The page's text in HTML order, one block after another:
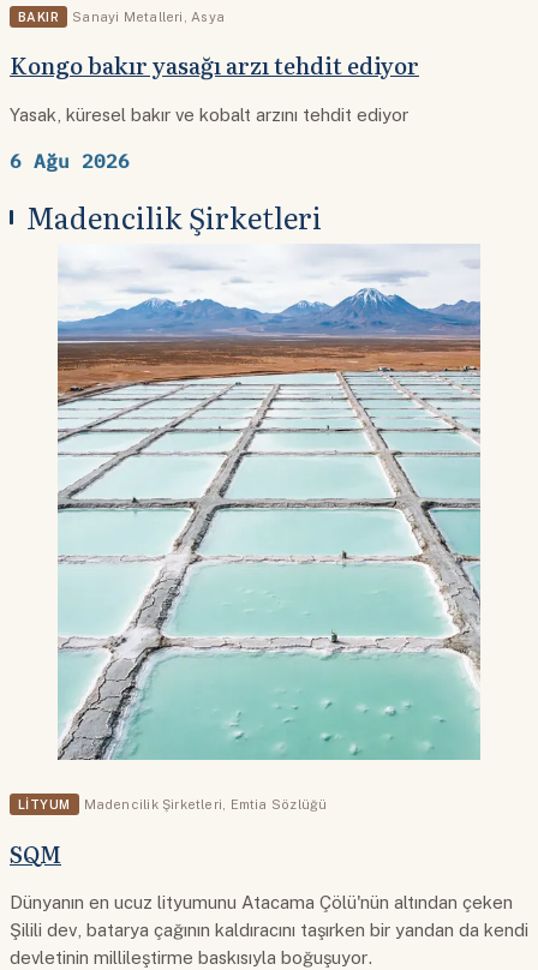
BAKIR Sanayi Metalleri Asya
Kongo bakır yasağı arzı tehdit ediyor
Yasak, küresel bakır ve kobalt arzını tehdit ediyor
6 Ağu 2026
Madencilik Şirketleri
LITYUM Madencilik Şirketleri Emtia Sözlüğü
SQM
Dünyanın en ucuz lityumunu Atacama Çölü'nün altından çeken
Şilili dev, batarya çağının kaldıracını taşırken bir yandan da kendi
devletinin millileştirme baskısıyla boğuşuyor.